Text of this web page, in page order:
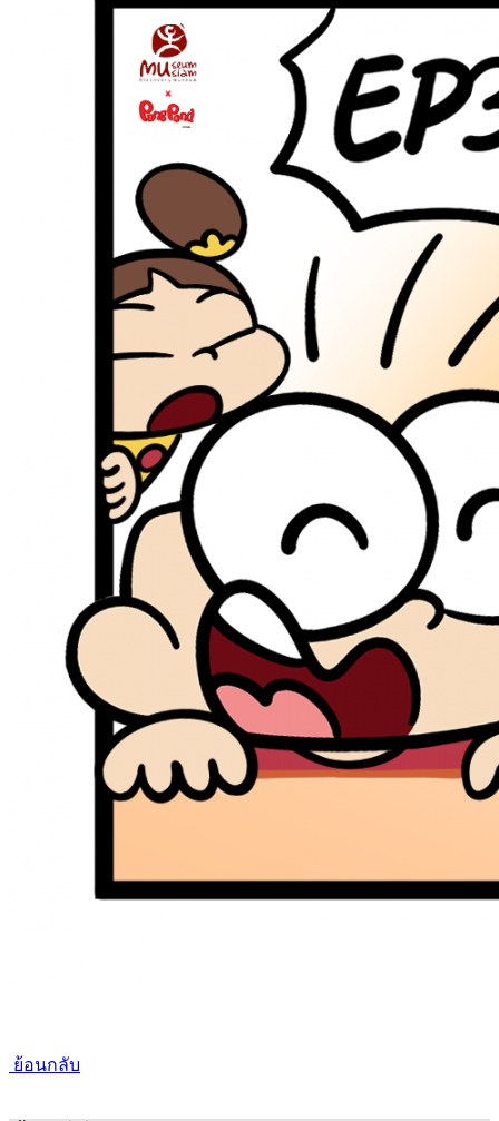
ย้อนกลับ